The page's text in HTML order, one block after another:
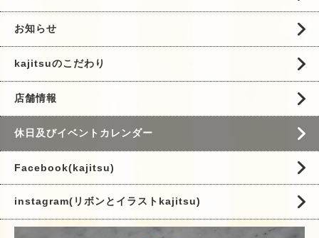
お知らせ
kajitsuのこだわり
店舗情報
休日及びイベントカレンダー
Facebook(kajitsu)
instagram(リボンとイラストkajitsu)